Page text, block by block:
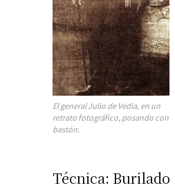
El general Julio de Vedia, en un
retrato fotográfico, posando con
bastón.
Técnica: Burilado